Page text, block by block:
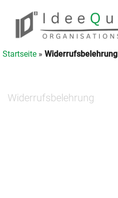
Startseite » Widerrufsbelehrung
Widerrufsbelehrung